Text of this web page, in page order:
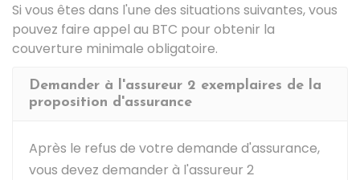
Si vous êtes dans l'une des situations suivantes, vous
pouvez faire appel au BTC pour obtenir la
couverture minimale obligatoire.
Demander à l'assureur 2 exemplaires de la
proposition d'assurance
Après le refus de votre demande d'assurance,
vous devez demander à l'assureur 2